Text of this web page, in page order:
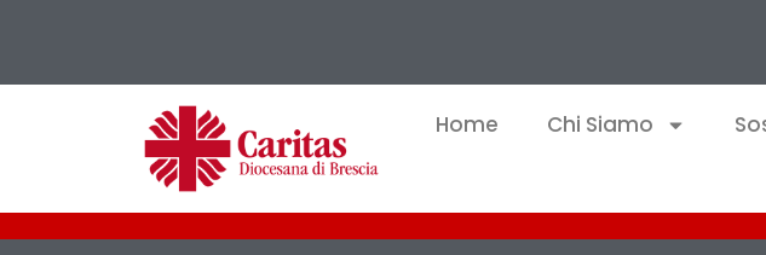
Home Chi Siamo